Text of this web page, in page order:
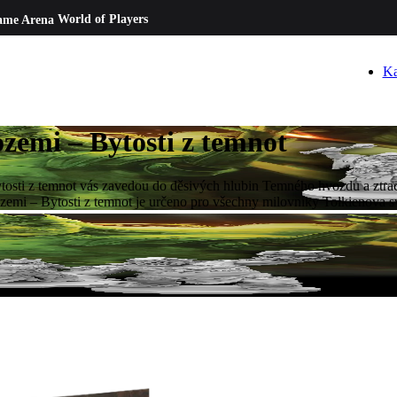
Arena World of Players
– Bytosti z temnot
z temnot vás zavedou do děsivých hlubin Temného hvozdu a
– Bytosti z temnot je určeno pro všechny milovníky Tolkienova